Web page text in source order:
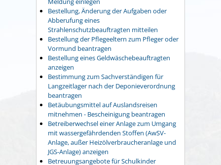
Bestellung, Änderung der Aufgaben oder
Abberufung eines
Strahlenschutzbeauftragten mitteilen
Bestellung der Pflegeeltern zum Pfleger oder
Vormund beantragen
Bestellung eines Geldwäschebeauftragten
anzeigen
Bestimmung zum Sachverständigen für
Langzeitlager nach der Deponieverordnung
beantragen
Betäubungsmittel auf Auslandsreisen
mitnehmen - Bescheinigung beantragen
Betreiberwechsel einer Anlage zum Umgang
mit wassergefährdenden Stoffen (AwSV-
Anlage, außer Heizölverbraucheranlage und
JGS-Anlage) anzeigen
Betreuungsangebote für Schulkinder